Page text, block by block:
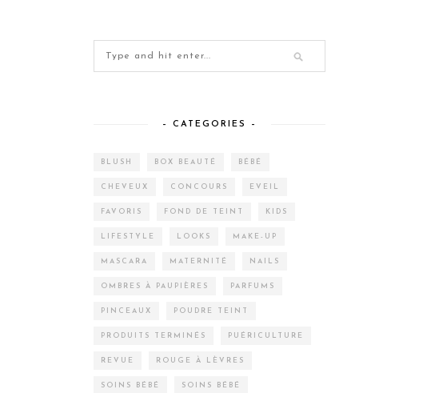
– CATEGORIES –
BLUSH BOX BEAUTÉ BÉBÉ
CHEVEUX CONCOURS EVEIL
FAVORIS FOND DE TEINT KIDS
LIFESTYLE LOOKS MAKE-UP
MASCARA MATERNITÉ NAILS
OMBRES À PAUPIÈRES PARFUMS
PINCEAUX POUDRE TEINT
PRODUITS TERMINÉS PUÉRICULTURE
REVUE ROUGE À LÈVRES
SOINS BÉBÉ SOINS BÉBÉ